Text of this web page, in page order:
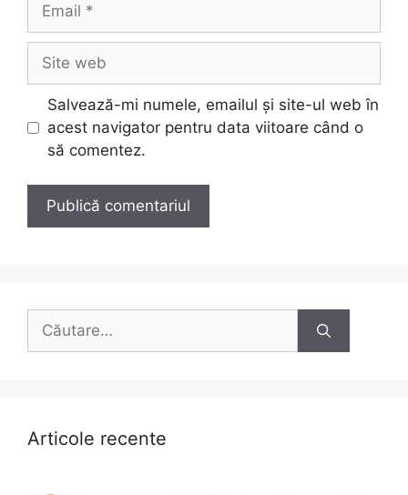
web
Salvează-mi numele, emailul și site-ul web în
acest navigator pentru data viitoare când o
să comentez.
Caută
Articole recente